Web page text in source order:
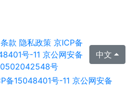
款 隐私政策 京ICP备
号-11 京公网安备
号
中文
备15048401号-11 京公网安备